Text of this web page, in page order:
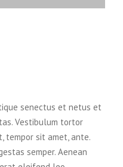
senectus et netus et
Vestibulum tortor
tempor sit amet, ante.
semper. Aenean